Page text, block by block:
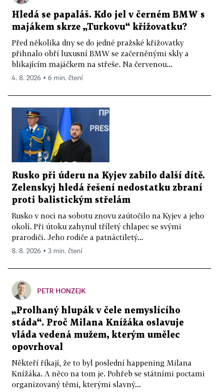
Hledá se papaláš. Kdo jel v černém BMW s
majákem skrze „Turkovu“ křižovatku?
Před několika dny se do jedné pražské křižovatky
přihnalo obří luxusní BMW se začerněnými skly a
blikajícím majáčkem na střeše. Na červenou...
4. 8. 2026 ▪ 6 min. čtení
Rusko při úderu na Kyjev zabilo další dítě.
Zelenskyj hledá řešení nedostatku zbraní
proti balistickým střelám
Rusko v noci na sobotu znovu zaútočilo na Kyjev a jeho
okolí. Při útoku zahynul tříletý chlapec se svými
prarodiči. Jeho rodiče a patnáctiletý...
8. 8. 2026 ▪ 3 min. čtení
PETR HONZEJK
„Prolhaný hlupák v čele nemyslícího
stáda“. Proč Milana Knížáka oslavuje
vláda vedená mužem, kterým umělec
opovrhoval
Někteří říkají, že to byl poslední happening Milana
Knížáka. A něco na tom je. Pohřeb se státními poctami
organizovaný těmi, kterými slavný...